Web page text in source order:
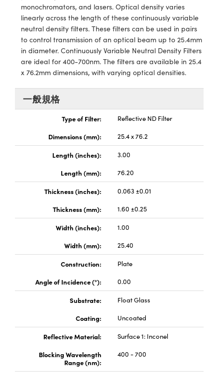
濺鍍）鍍膜光學元件
Elements (DOE) | 繞射光
Targets | 顯微鏡標靶
Stage Micrometers | 刻劃板或
Mechanics | 顯微鏡用結構件
and Couplers | 中繼鏡或耦合鏡
and Optomechanics |
Interface Cameras | 高速接口相
| 模擬相機
| 成像系統
Optical Company
Components
Components | SCHOTT 光
monochromators, and lasers. Optical density varies
linearly across the length of these continuously variable
neutral density filters. These filters can be used in pairs
to control transmission of an optical beam up to 25.4mm
in diameter. Continuously Variable Neutral Density Filters
are ideal for 400-700nm. The filters are available in 25.4
x 76.2mm dimensions, with varying optical densities.
一般規格
Type of Filter:
Reflective ND Filter
Dimensions (mm):
25.4 x 76.2
Length (inches):
3.00
Length (mm):
76.20
Thickness (inches):
0.063 ±0.01
Thickness (mm):
1.60 ±0.25
Width (inches):
1.00
Width (mm):
25.40
Construction:
Plate
Angle of Incidence (°):
0.00
Substrate:
Float Glass
Coating:
Uncoated
Reflective Material:
Surface 1: Inconel
Blocking Wavelength
Range (nm):
400 - 700